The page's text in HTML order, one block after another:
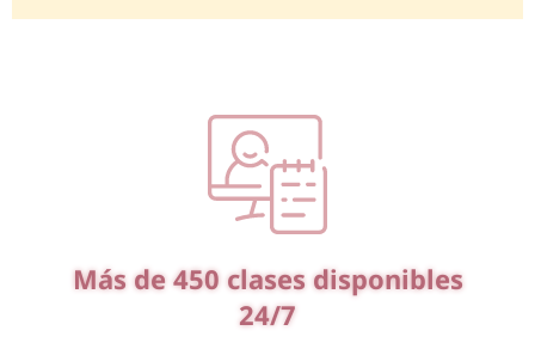
Más de 450 clases disponibles
24/7